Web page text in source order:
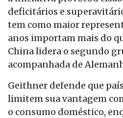
deficitários e
tem como maior
anos importam mais do
China lidera o segundo
acompanhada de
Geithner defende que
limitem sua vantagem
o consumo doméstico,